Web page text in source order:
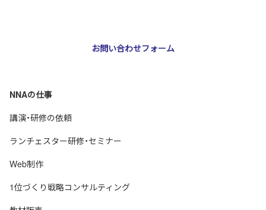
お問い合わせフォーム
NNAの仕事
講演・研修の依頼
ランチェスター研修・セミナー
Web制作
1位づくり戦略コンサルティング